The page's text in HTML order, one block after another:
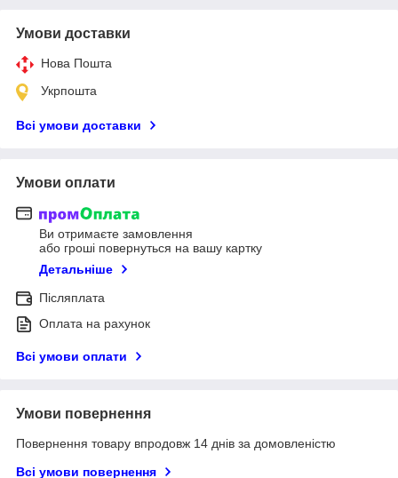
Умови доставки
Нова Пошта
Укрпошта
Всі умови доставки
Умови оплати
Ви отримаєте замовлення
або гроші повернуться на вашу картку
Детальніше
Післяплата
Оплата на рахунок
Всі умови оплати
Умови повернення
Повернення товару впродовж 14 днів за домовленістю
Всі умови повернення